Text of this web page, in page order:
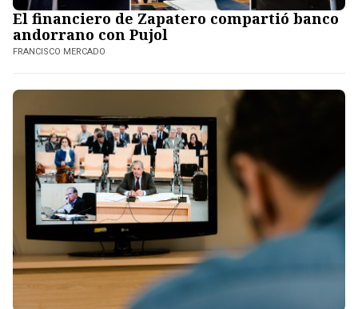
El financiero de Zapatero compartió banco
andorrano con Pujol
FRANCISCO MERCADO